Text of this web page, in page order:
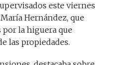
este viernes
Hernández, que
la higuera que
las propiedades.